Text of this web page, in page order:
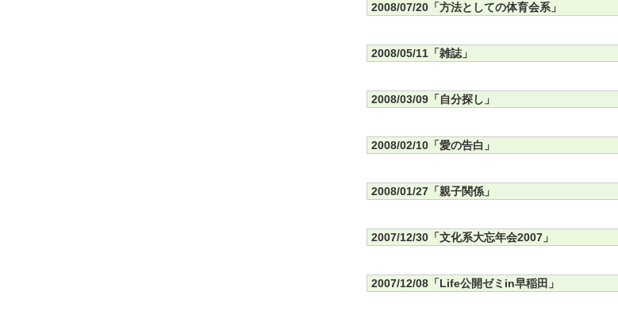
2008/07/20「方法としての体育会系」
2008/05/11「雑誌」
2008/03/09「自分探し」
2008/02/10「愛の告白」
2008/01/27「親子関係」
2007/12/30「文化系大忘年会2007」
2007/12/08「Life公開ゼミin早稲田」